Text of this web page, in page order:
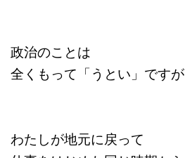
政治のことは
全くもって「うとい」ですが
わたしが地元に戻って